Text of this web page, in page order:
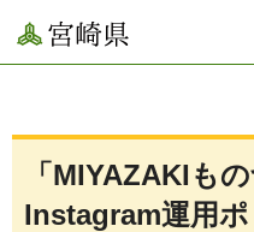
宮崎県
「MIYAZAKIも
Instagram運用